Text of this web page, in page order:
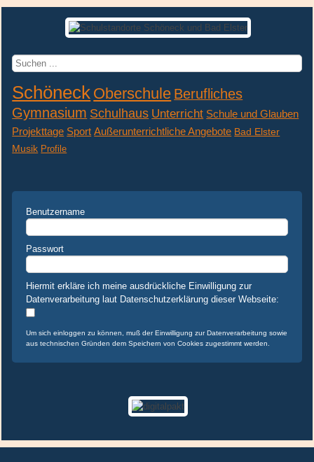
Suchen
Schöneck Oberschule Berufliches
Gymnasium Schulhaus Unterricht Schule und Glauben
Projekttage Sport Außerunterrichtliche Angebote Bad Elster
Musik Profile
Benutzername
Passwort
Hiermit erkläre ich meine ausdrückliche Einwilligung zur
Datenverarbeitung laut Datenschutzerklärung dieser Webseite:
Um sich einloggen zu können, muß der Einwilligung zur Datenverarbeitung sowie
aus technischen Gründen dem Speichern von Cookies zugestimmt werden.